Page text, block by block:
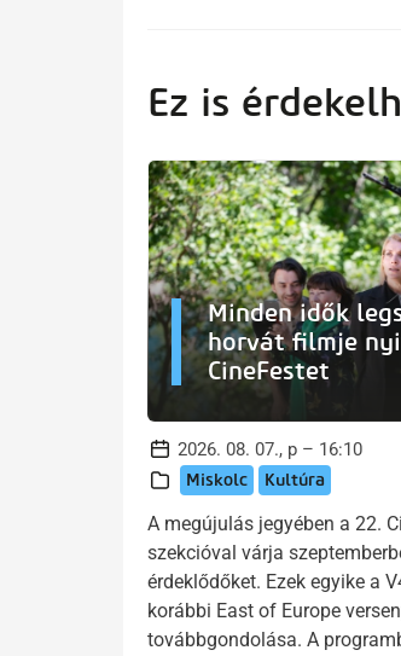
Ez is
Minden idők
horvát filmje
CineFestet
2026. 08. 07., p – 16:10
Miskolc Kultúra
A megújulás jegyében a 22.
szekcióval várja
érdeklődőket. Ezek egyike a
korábbi East of Europe
továbbgondolása. A